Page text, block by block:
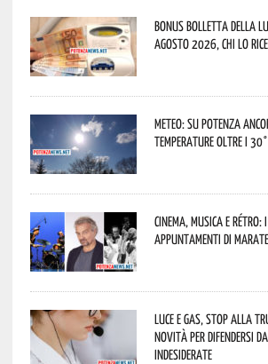
Bonus bolletta della
agosto 2026, chi lo
Meteo: su Potenza
temperature oltre i
Cinema, musica e rétro:
appuntamenti di
Luce e gas, stop alla
novità per difendersi
indesiderate